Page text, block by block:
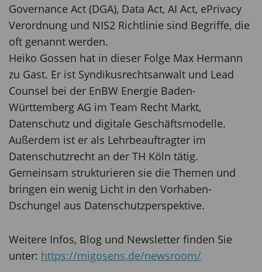
Governance Act (DGA), Data Act, AI Act, ePrivacy
Verordnung und NIS2 Richtlinie sind Begriffe, die
oft genannt werden.
Heiko Gossen hat in dieser Folge Max Hermann
zu Gast. Er ist Syndikusrechtsanwalt und Lead
Counsel bei der EnBW Energie Baden-
Württemberg AG im Team Recht Markt,
Datenschutz und digitale Geschäftsmodelle.
Außerdem ist er als Lehrbeauftragter im
Datenschutzrecht an der TH Köln tätig.
Gemeinsam strukturieren sie die Themen und
bringen ein wenig Licht in den Vorhaben-
Dschungel aus Datenschutzperspektive.
Weitere Infos, Blog und Newsletter finden Sie
unter: https://migosens.de/newsroom/